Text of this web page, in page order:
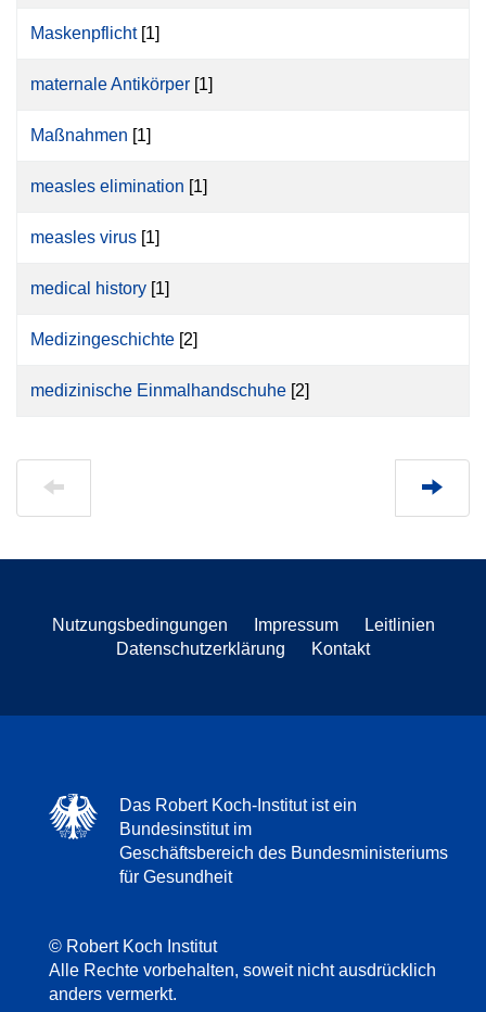
Maskenpflicht[1]
maternale Antikörper [1]
Maßnahmen [1]
measles elimination [1]
measles virus [1]
medical history [1]
Medizingeschichte [2]
medizinische Einmalhandschuhe [2]
Nutzungsbedingungen Impressum
Leitlinien
Datenschutzerklärung
Kontakt
Das Robert Koch-Institut ist ein
Bundesinstitut im
Geschäftsbereich des Bundesministeriums
für Gesundheit
© Robert Koch Institut
Alle Rechte vorbehalten, soweit nicht ausdrücklich
anders vermerkt.